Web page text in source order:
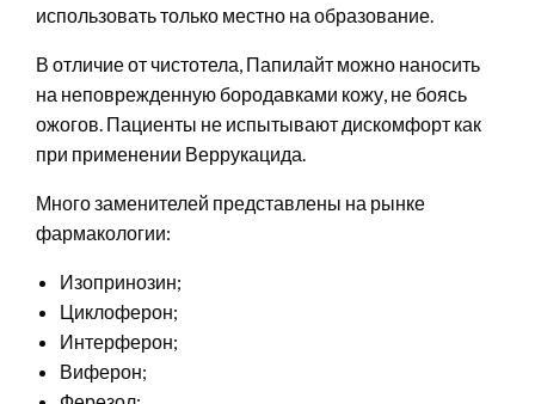
использовать только местно на образование.
В отличие от чистотела, Папилайт можно наносить
на неповрежденную бородавками кожу, не боясь
ожогов. Пациенты не испытывают дискомфорт как
при применении Веррукацида.
Много заменителей представлены на рынке
фармакологии:
Изопринозин;
Циклоферон;
Интерферон;
Виферон;